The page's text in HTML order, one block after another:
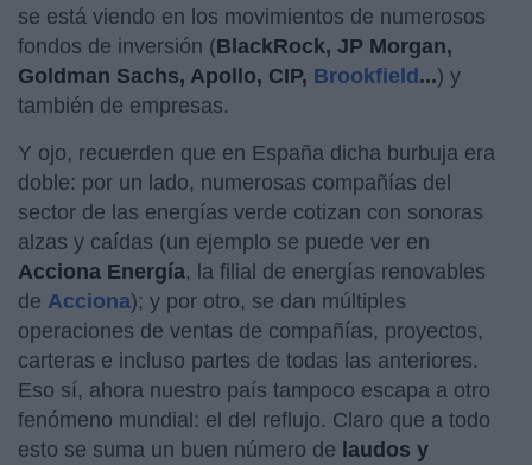
se está viendo en los movimientos de numerosos
fondos de inversión (BlackRock, JP Morgan,
Goldman Sachs, Apollo, CIP, Brookfield...) y
también de empresas.
Y ojo, recuerden que en España dicha burbuja era
doble: por un lado, numerosas compañías del
sector de las energías verde cotizan con sonoras
alzas y caídas (un ejemplo se puede ver en
Acciona Energía, la filial de energías renovables
de Acciona); y por otro, se dan múltiples
operaciones de ventas de compañías, proyectos,
carteras e incluso partes de todas las anteriores.
Eso sí, ahora nuestro país tampoco escapa a otro
fenómeno mundial: el del reflujo. Claro que a todo
esto se suma un buen número de laudos y